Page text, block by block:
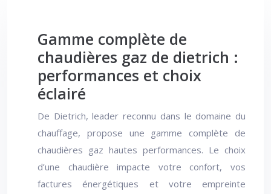
Gamme complète de
chaudières gaz de dietrich :
performances et choix
éclairé
De Dietrich, leader reconnu dans le domaine du
chauffage, propose une gamme complète de
chaudières gaz hautes performances. Le choix
d’une chaudière impacte votre confort, vos
factures énergétiques et votre empreinte